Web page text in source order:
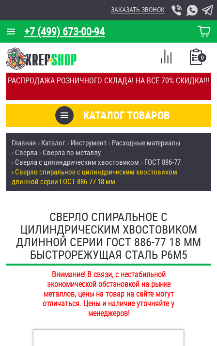
РАСПРОДАЖА РОЗНИЧНОГО СКЛАДА! НА ВСЁ 70% СКИДКА!!!
+7 (499) 673-00-94
ЗАКАЗАТЬ ЗВОНОК
КОРЗИНА
О КОМПАНИИ
КАЛЬКУЛЯТОР
ОТЗЫВЫ
УСЛУГИ
СКИДКИ
ОПТ
ОПЛАТА И ДОСТАВКА
НАШИ МАГАЗИНЫ
КАТАЛОГ ТОВАРОВ
0
СПИСОК
СРАВНЕНИЕ
Товары со скидкой
Анкеры
Антивандальный крепёж, инструмент
Болты и винты
Втулки
Гайки
Дюбели
Дюймовый крепёж
Главная Каталог Инструмент Расходные материалы
Сверла Сверла по металлу
Сверла с цилиндрическим хвостовиком
ГОСТ 886-77
Сверло спиральное с цилиндрическим хвостовиком
длинной серии ГОСТ 886-77 18 мм
СВЕРЛО СПИРАЛЬНОЕ С
ЦИЛИНДРИЧЕСКИМ ХВОСТОВИКОМ
ДЛИННОЙ СЕРИИ ГОСТ 886-77 18 ММ
БЫСТРОРЕЖУЩАЯ СТАЛЬ Р6М5
Внимание! В связи, с нестабильной
экономической обстановкой на рынке
металлов, цены на товар на сайте могут
отличаться. Цены и наличие уточняйте у
менеджеров!